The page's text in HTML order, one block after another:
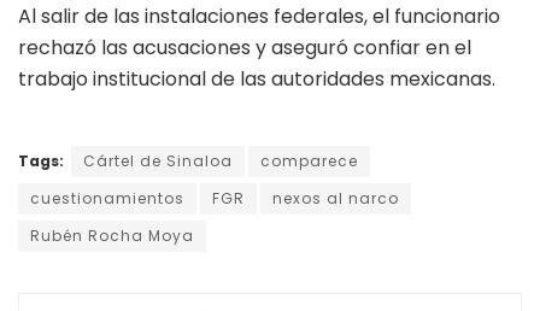
Al salir de las instalaciones federales, el funcionario
rechazó las acusaciones y aseguró confiar en el
trabajo institucional de las autoridades mexicanas.
Tags: Cártel de Sinaloa
comparece
cuestionamientos
FGR
nexos al narco
Rubén Rocha Moya